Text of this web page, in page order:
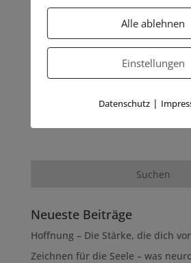
Hoffnung gestärkt wird und dir
Zuversicht gibt. Denn Hoffnung ist
Gefühl – sie ist eine Haltung, die
Viel Freude dabei und bleib
Neueste Beiträge
Hoffnung – Die Stärke, die dich
Zeichnen für die Seele – was
Alle ablehnen
Einstellungen
Datenschutz |